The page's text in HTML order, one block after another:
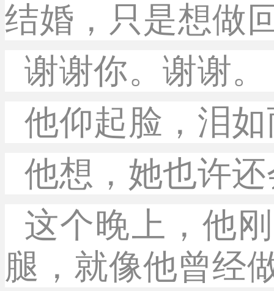
结婚，只是想做
谢谢你。谢谢。
他仰起脸，泪
他想，她也许
这个晚上，他
腿，就像他曾经